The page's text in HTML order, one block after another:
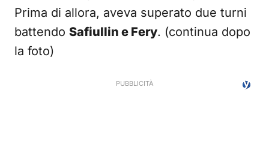
Prima di allora, aveva superato due turni
battendo Safiullin e Fery. (continua dopo
la foto)